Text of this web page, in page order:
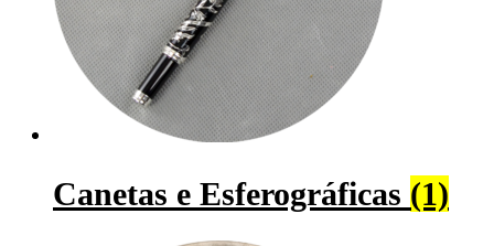
Canetas e Esferográficas (1)